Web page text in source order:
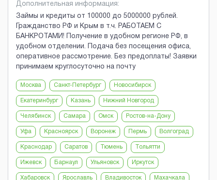
Дополнительная информация:
Займы и кредиты от 100000 до 5000000 рублей.
Гражданство РФ и Крым в т.ч. РАБОТАЕМ С
БАНКРОТАМИ! Получение в удобном регионе РФ, в
удобном отделении. Подача без посещения офиса,
оперативное рассмотрение. Без предоплаты! Заявки
принимаем круглосуточно на почту
Москва Санкт-Петербург Новосибирск
Екатеринбург Казань Нижний Новгород
Челябинск Самара Омск Ростов-на-Дону
Уфа Красноярск Воронеж Пермь Волгоград
Краснодар Саратов Тюмень Тольятти
Ижевск Барнаул Ульяновск Иркутск
Хабаровск Ярославль Владивосток Махачкала